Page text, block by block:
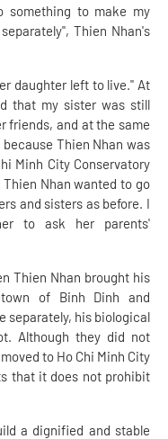
something to make my
Thien Nhan's
daughter left to live." At
that my sister was still
friends, and at the same
Thien Nhan was
Minh City Conservatory
Nhan wanted to go
and sisters as before. I
to ask her parents'
Thien Nhan brought his
of Binh Dinh and
separately, his biological
Although they did not
to Ho Chi Minh City
that it does not prohibit
a dignified and stable